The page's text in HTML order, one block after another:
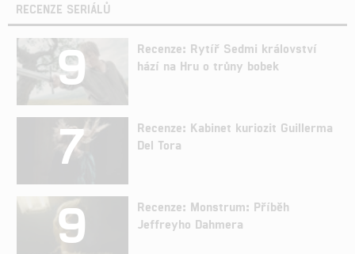
RECENZE SERIÁLŮ
9
Recenze: Rytíř Sedmi království
hází na Hru o trůny bobek
7
Recenze: Kabinet kuriozit Guillerma
Del Tora
9
Recenze: Monstrum: Příběh
Jeffreyho Dahmera